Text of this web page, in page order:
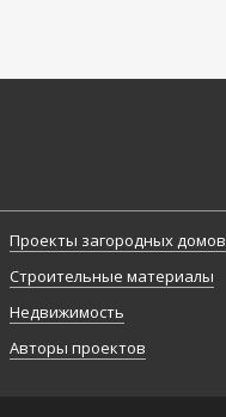
Проекты загородных домов
Строительные материалы
Недвижимость
Авторы проектов